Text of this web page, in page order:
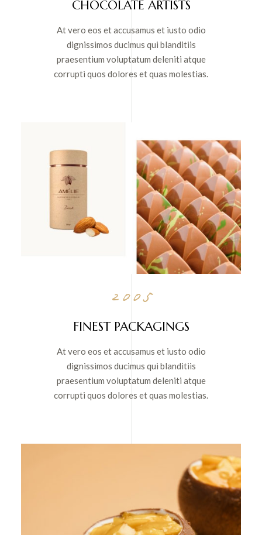
CHOCOLATE ARTISTS
At vero eos et accusamus et iusto odio
dignissimos ducimus qui blanditiis
praesentium voluptatum deleniti atque
corrupti quos dolores et quas molestias.
2005
FINEST PACKAGINGS
At vero eos et accusamus et iusto odio
dignissimos ducimus qui blanditiis
praesentium voluptatum deleniti atque
corrupti quos dolores et quas molestias.